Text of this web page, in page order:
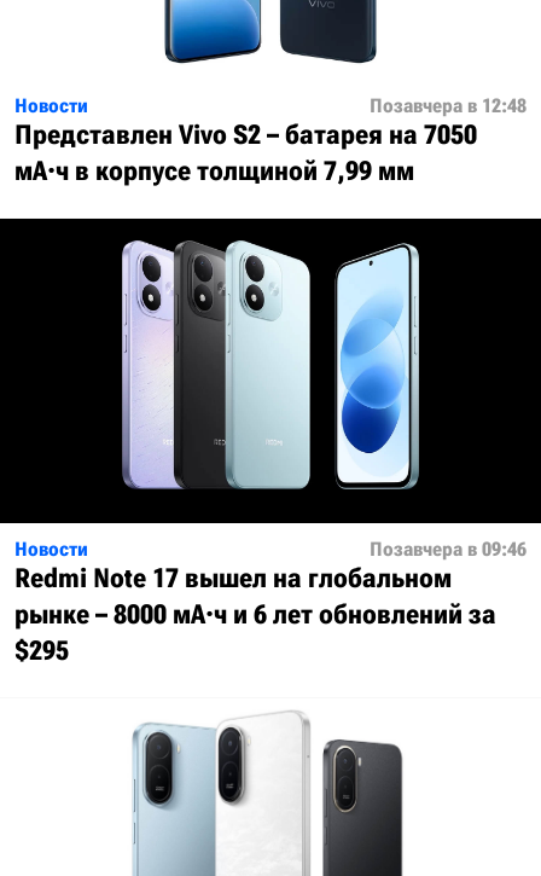
Новости Позавчера в 12:48
Представлен Vivo S2 – батарея на 7050
мА·ч в корпусе толщиной 7,99 мм
Новости Позавчера в 09:46
Redmi Note 17 вышел на глобальном
рынке – 8000 мА·ч и 6 лет обновлений за
$295